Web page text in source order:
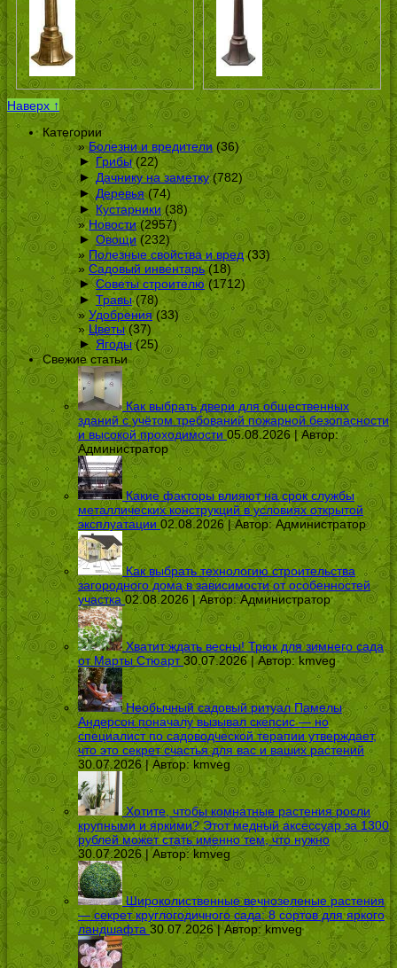
Наверх ↑
Категории
Болезни и вредители(36)
► Грибы(22)
► Дачнику на заметку(782)
► Деревья(74)
► Кустарники(38)
Новости(2957)
► Овощи(232)
Полезные свойства и вред(33)
Садовый инвентарь(18)
► Советы строителю(1712)
► Травы(78)
Удобрения(33)
Цветы(37)
► Ягоды(25)
Свежие статьи
Как выбрать двери для общественных
зданий с учётом требований пожарной безопасности
и высокой проходимости 05.08.2026 | Автор:
Администратор
Какие факторы влияют на срок службы
металлических конструкций в условиях открытой
эксплуатации 02.08.2026 | Автор: Администратор
Как выбрать технологию строительства
загородного дома в зависимости от особенностей
участка 02.08.2026 | Автор:Администратор
Хватит ждать весны! Трюк для зимнего сада
от Марты Стюарт 30.07.2026 | Автор: kmveg
Необычный садовый ритуал Памелы
Андерсон поначалу вызывал скепсис — но
специалист по садоводческой терапии утверждает,
что это секрет счастья для вас и ваших растений
30.07.2026 | Автор: kmveg
Хотите, чтобы комнатные растения росли
крупными и яркими? Этот медный аксессуар за 1300
рублей может стать именно тем, что нужно
30.07.2026 | Автор:kmveg
Широколиственные вечнозеленые растения
— секрет круглогодичного сада: 8 сортов для яркого
ландшафта 30.07.2026 | Автор:kmveg